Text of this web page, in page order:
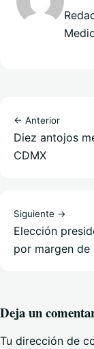
← Anterior
Diez antojos
CDMX
Siguiente →
Elección
por margen
Deja un
Tu dirección de